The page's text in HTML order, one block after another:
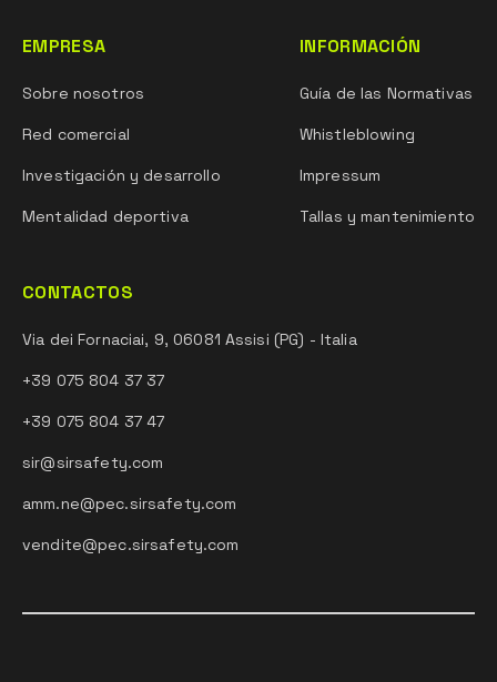
EMPRESA
Sobre nosotros
Red comercial
Investigación y desarrollo
Mentalidad deportiva
INFORMACIÓN
Guía de las Normativas
Whistleblowing
Impressum
Tallas y mantenimiento
CONTACTOS
Via dei Fornaciai, 9, 06081 Assisi (PG) - Italia
+39 075 804 37 37
+39 075 804 37 47
sir@sirsafety.com
amm.ne@pec.sirsafety.com
vendite@pec.sirsafety.com